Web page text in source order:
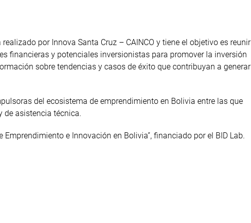
por Innova Santa Cruz – CAINCO y tiene el objetivo es reunir
financieras y potenciales inversionistas para promover la inversión
sobre tendencias y casos de éxito que contribuyan a generar
del ecosistema de emprendimiento en Bolivia entre las que
de asistencia técnica.
e Innovación en Bolivia”, financiado por el BID Lab.